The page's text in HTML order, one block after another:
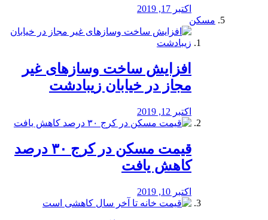
اکتبر 17, 2019
مسکن
افزایش ساخت وسازهای غیر
مجاز در خیابان زیبادشت
اکتبر 12, 2019
️قیمت مسکن در کرج ۳۰ درصد
کاهش یافت
اکتبر 10, 2019